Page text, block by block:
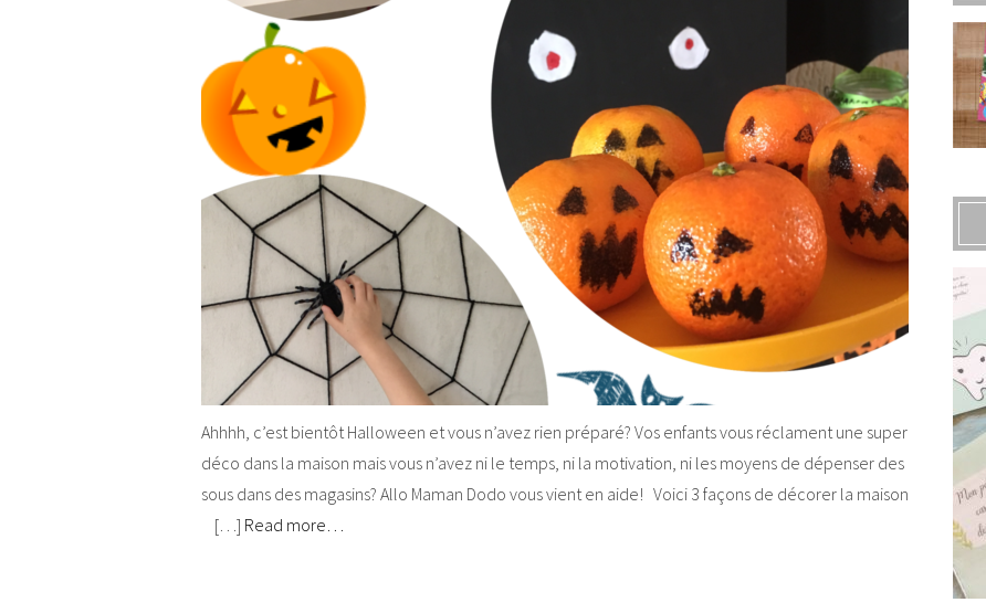
Ahhhh, c’est bientôt Halloween et vous n’avez rien préparé? Vos enfants vous réclament une super
déco dans la maison mais vous n’avez ni le temps, ni la motivation, ni les moyens de dépenser des
sous dans des magasins? Allo Maman Dodo vous vient en aide! Voici 3 façons de décorer la maison
[…] Read more…